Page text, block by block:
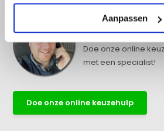
Aanpassen
Advies nodig?
Doe onze online
met een specialist!
Doe onze online keuzehulp